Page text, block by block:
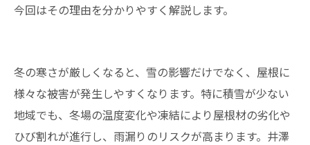
今回はその理由を分かりやすく解説します。
冬の寒さが厳しくなると、雪の影響だけでなく、屋根に
様々な被害が発生しやすくなります。特に積雪が少ない
地域でも、冬場の温度変化や凍結により屋根材の劣化や
ひび割れが進行し、雨漏りのリスクが高まります。井澤